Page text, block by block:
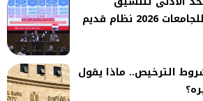
المرحلة الثانية للجامعات 2026 نظام قديم
الترخيص.. ماذا يقول